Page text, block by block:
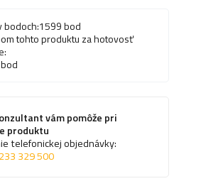
bodoch:1599bod
tohto produktu za hotovosť
bod
vám pomôže pri
produktu
telefonickej objednávky:
329 500